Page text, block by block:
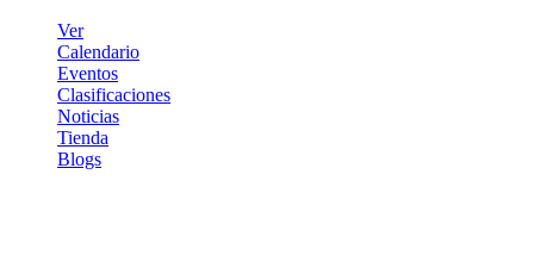
Ver
Calendario
Eventos
Clasificaciones
Noticias
Tienda
Blogs